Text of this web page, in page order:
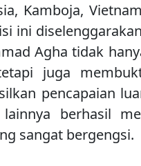
Kamboja,
ini
Agha tidak
juga
pencapaian
berhasil
sangat bergengsi.